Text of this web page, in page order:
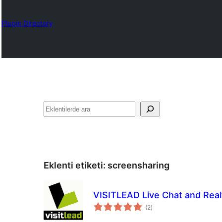
Plugin Directory
Ara
Eklenti etiketi: screensharing
VISITLEAD Live Chat and
(2toplam
puan
)